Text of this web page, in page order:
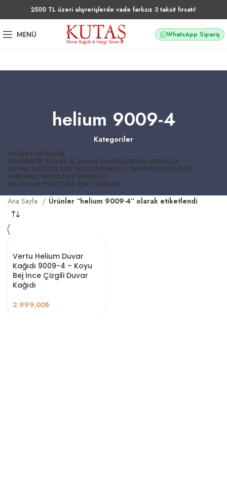
2500 TL üzeri alışverişlerde vade farksız 3 taksit fırsatı!
MENÜ WhatsApp Sipariş
helium 9009-4
Kategoriler
HERŞEY ÜRÜNLER
DEKORATIF DUVAR & TAVAN PANELLERI106 ÜRÜNLER
DUVAR KAĞIDI3.288 ÜRÜNLERGERGI TAVAN96 ÜRÜNLER
YARDIMCI ÜRÜNLER3 ÜRÜNLER
3D DUVAR POSTERI3.329 ÜRÜNLER
Ana Sayfa Ürünler “helium 9009-4” olarak etiketlendi
Vertu Helium Duvar
Kağıdı 9009-4 – Koyu
Bej İnce Çizgili Duvar
Kağıdı
2.999,00₺